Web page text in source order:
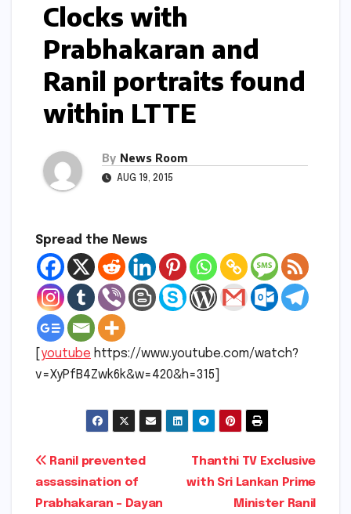
Clocks with
Prabhakaran and
Ranil portraits found
within LTTE
By News Room
AUG 19, 2015
Spread the News
youtube https://www.youtube.com/watch?
v=XyPfB4Zwk6k&w=420&h=315]
Post
navigation
Thanthi TV Exclusive
with Sri Lankan Prime
Minister Ranil
Ranil prevented
assassination of
Prabhakaran – Dayan